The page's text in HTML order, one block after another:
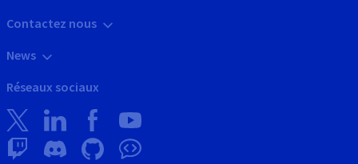
Contactez nous
News
Réseaux sociaux